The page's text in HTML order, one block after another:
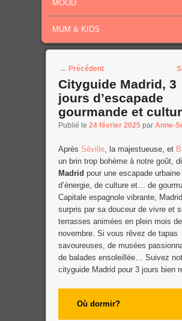
MOOD
MUM & KIDS
Post navigation
← Précédent
Cityguide Madrid, 3
jours d’escapade
gourmande et
Publié le 24 février 2025 par Anne-
Après Séville, la majestueuse, et
un brin trop bohème à notre goût,
Madrid pour une escapade urbaine
d’énergie, de culture et… de
Capitale espagnole vibrante,
surpris par sa douceur de vivre et
terrasses animées en plein mois de
novembre. Si vous rêvez de tapas
savoureuses, de musées
de balades ensoleillée… Suivez
cityguide Madrid pour 3 jours bien
Où dormir?